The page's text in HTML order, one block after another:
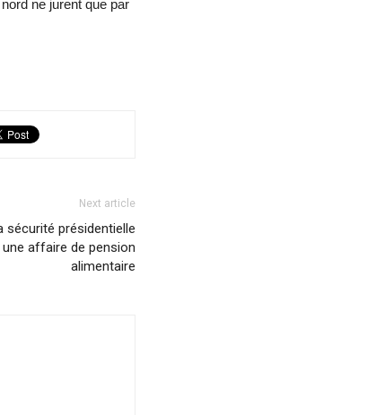
ne jurent que par
Next article
sécurité présidentielle
affaire de pension
alimentaire